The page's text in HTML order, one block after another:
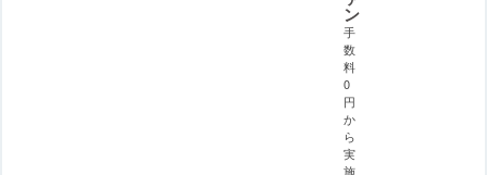
ン
手
数
料
0
円
か
ら
実
施